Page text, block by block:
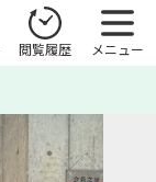
閲覧履歴 メニュー